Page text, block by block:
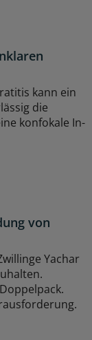
kann ein
die
konfokale In-
von
Yachar